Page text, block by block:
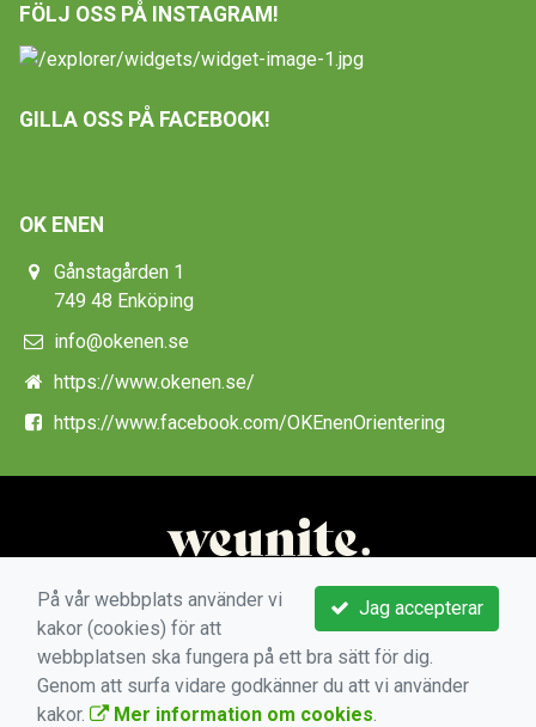
FÖLJ OSS PÅ INSTAGRAM!
GILLA OSS PÅ FACEBOOK!
OK ENEN
Gånstagården 1
749 48 Enköping
info@okenen.se
https://www.okenen.se/
https://www.facebook.com/OKEnenOrientering
Jag accepterar
På vår webbplats använder vi
kakor (cookies) för att
webbplatsen ska fungera på ett bra sätt för dig.
Genom att surfa vidare godkänner du att vi använder
kakor.
Mer information om cookies.